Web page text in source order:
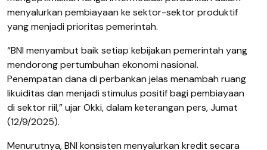
menyalurkan pembiayaan ke sektor-sektor produktif
yang menjadi prioritas pemerintah.
“BNI menyambut baik setiap kebijakan pemerintah yang
mendorong pertumbuhan ekonomi nasional.
Penempatan dana di perbankan jelas menambah ruang
likuiditas dan menjadi stimulus positif bagi pembiayaan
di sektor riil,” ujar Okki, dalam keterangan pers, Jumat
(12/9/2025).
Menurutnya, BNI konsisten menyalurkan kredit secara